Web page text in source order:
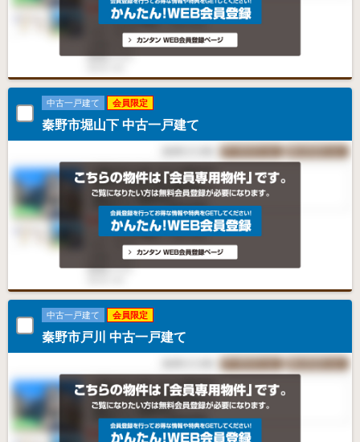
中古一戸建て 会員限定
秦野市堀山下 中古一戸建て
中古一戸建て 会員限定
秦野市戸川 中古一戸建て